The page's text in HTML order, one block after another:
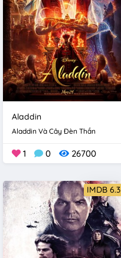
Aladdin
Aladdin Và Cây Đèn Thần
1 0 26700
IMDB 6.3